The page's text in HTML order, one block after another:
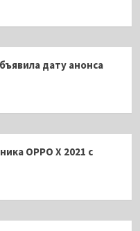
дату анонса
OPPO X 2021 с